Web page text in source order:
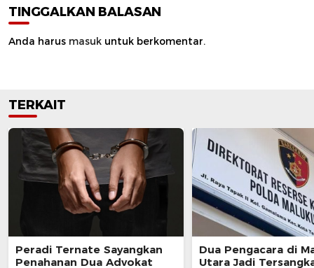
TINGGALKAN BALASAN
Anda harus masuk untuk berkomentar.
TERKAIT
Peradi Ternate Sayangkan
Penahanan Dua Advokat
Dua Pengacara di
Utara Jadi